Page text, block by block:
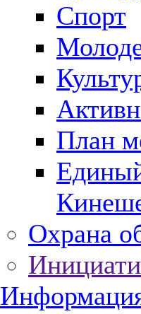
Спорт
План
Охрана